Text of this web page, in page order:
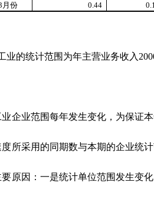
月份
0.44
的统计范围为年主营业务收入
业范围每年发生变化，为保证本
所采用的同期数与本期的企业统
原因：一是统计单位范围发生变